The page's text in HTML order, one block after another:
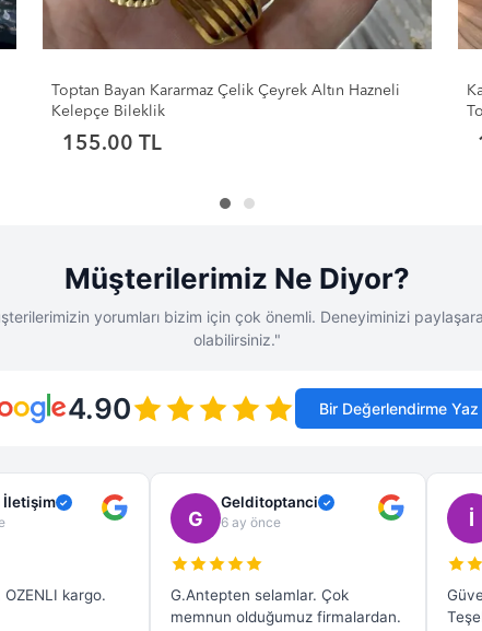
Kararmaz Taşlı Iced-Out Cuban Link Bileklik Seti |
Toptan Takı
160.00 TL